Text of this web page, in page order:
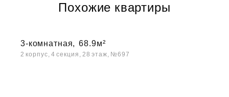
Похожие квартиры
3-комнатная, 68.9м²
2 корпус, 4 секция, 28 этаж, №697